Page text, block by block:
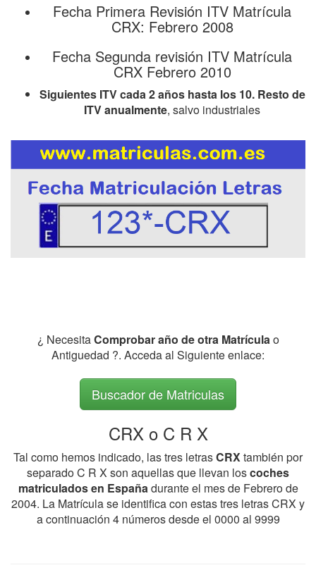
Fecha Primera Revisión ITV Matrícula
CRX: Febrero 2008
Fecha Segunda revisión ITV Matrícula
CRX Febrero 2010
Siguientes ITV cada 2 años hasta los 10. Resto de
ITV anualmente, salvo industriales
¿ NecesitaComprobar año de otra Matrículao
Antiguedad ?. Acceda al Siguiente enlace:
Buscador de Matriculas
CRX o C R X
Tal como hemos indicado, las tres letrasCRXtambién por
separado C R X son aquellas que llevan loscoches
matriculados en Españadurante el mes de Febrero de
2004. La Matrícula se identifica con estas tres letras CRX y
a continuación 4 números desde el 0000 al 9999